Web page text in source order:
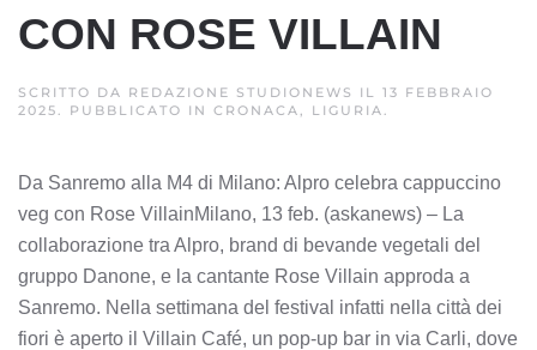
CON ROSE VILLAIN
SCRITTO DA REDAZIONE STUDIONEWS IL 13 FEBBRAIO
2025. PUBBLICATO IN CRONACA, LIGURIA.
Da Sanremo alla M4 di Milano: Alpro celebra cappuccino
veg con Rose VillainMilano, 13 feb. (askanews) – La
collaborazione tra Alpro, brand di bevande vegetali del
gruppo Danone, e la cantante Rose Villain approda a
Sanremo. Nella settimana del festival infatti nella città dei
fiori è aperto il Villain Café, un pop-up bar in via Carli, dove